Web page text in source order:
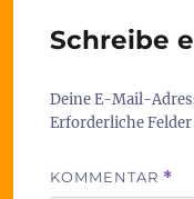
Schreibe
Deine E-Mail-
Erforderliche
KOMMENTAR *